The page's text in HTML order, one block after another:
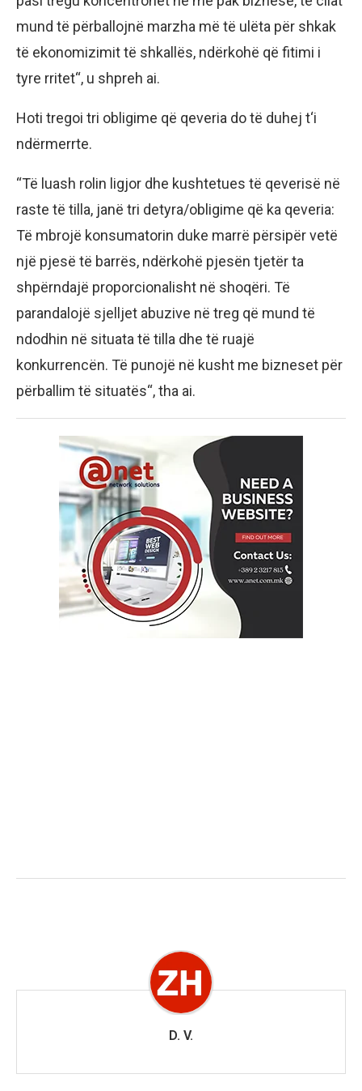
mund të përballojnë marzha më të ulëta për shkak
të ekonomizimit të shkallës, ndërkohë që fitimi i
tyre rritet“, u shpreh ai.
Hoti tregoi tri obligime që qeveria do të duhej t‘i
ndërmerrte.
“Të luash rolin ligjor dhe kushtetues të qeverisë në
raste të tilla, janë tri detyra/obligime që ka qeveria:
Të mbrojë konsumatorin duke marrë përsipër vetë
një pjesë të barrës, ndërkohë pjesën tjetër ta
shpërndajë proporcionalisht në shoqëri. Të
parandalojë sjelljet abuzive në treg që mund të
ndodhin në situata të tilla dhe të ruajë
konkurrencën. Të punojë në kusht me bizneset për
përballim të situatës“, tha ai.
D. V.